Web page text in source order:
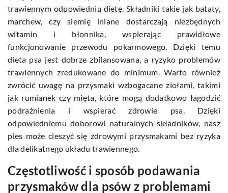
trawiennym odpowiednią dietę. Składniki takie jak bataty,
marchew, czy siemię lniane dostarczają niezbędnych
witamin i błonnika, wspierając prawidłowe
funkcjonowanie przewodu pokarmowego. Dzięki temu
dieta psa jest dobrze zbilansowana, a ryzyko problemów
trawiennych zredukowane do minimum. Warto również
zwrócić uwagę na przysmaki wzbogacane ziołami, takimi
jak rumianek czy mięta, które mogą dodatkowo łagodzić
podrażnienia i wspierać zdrowie psa. Dzięki
odpowiedniemu doborowi naturalnych składników, nasz
pies może cieszyć się zdrowymi przysmakami bez ryzyka
dla delikatnego układu trawiennego.
Częstotliwość i sposób podawania
przysmaków dla psów z problemami